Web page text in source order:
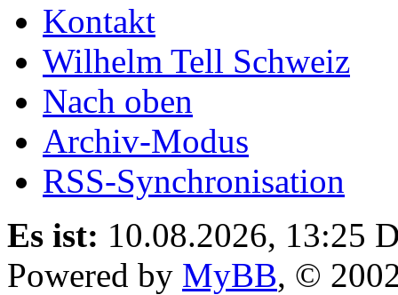
Kontakt
Wilhelm Tell Schweiz
Nach oben
Archiv-Modus
RSS-Synchronisation
Es ist: 10.08.2026, 13:25
Powered by MyBB, ©